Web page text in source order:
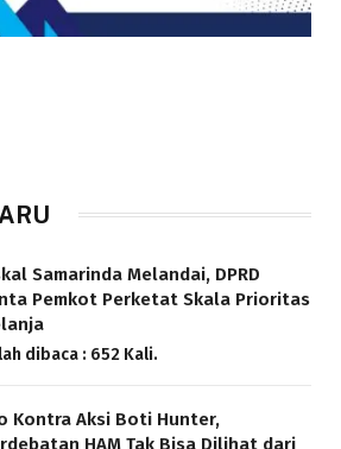
Samarinda Melandai, DPRD
Pemkot Perketat Skala Prioritas
dibaca : 652 Kali.
Kontra Aksi Boti Hunter,
HAM Tak Bisa Dilihat dari